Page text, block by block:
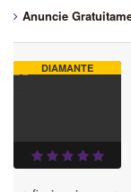
Anuncie
DIAMANTE